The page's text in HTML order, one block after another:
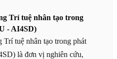
Trí tuệ nhân tạo trong
- AI4SD)
tuệ nhân tạo trong phát
là đơn vị nghiên cứu,